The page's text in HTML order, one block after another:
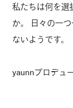
私たちは何を選
か。 日々の一
ないようです。
yaunnプロデュ